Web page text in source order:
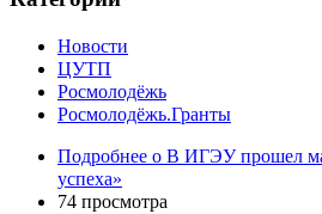
Новости
ЦУТП
Росмолодёжь
Росмолодёжь.Гранты
Подробнее о В ИГЭУ прошел
успеха»
74 просмотра